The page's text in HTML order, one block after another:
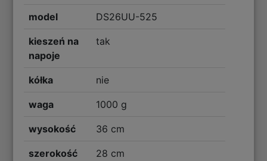
model DS26UU-525
kieszeń na
napoje
tak
kółka nie
waga 1000 g
wysokość 36 cm
szerokość 28 cm